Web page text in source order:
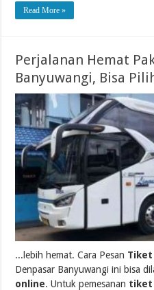
Read More »
Perjalanan Hemat
Banyuwangi, Bisa
...lebih hemat. Cara Pesan Tiket
Denpasar Banyuwangi ini bisa
online. Untuk pemesanan tiket